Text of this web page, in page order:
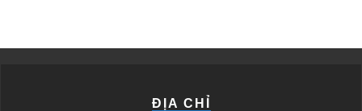
ĐỊA CHỈ